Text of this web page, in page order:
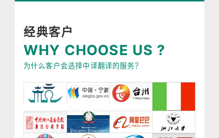
经典客户
WHY CHOOSE US ?
为什么客户会选择中译翻译的服务？